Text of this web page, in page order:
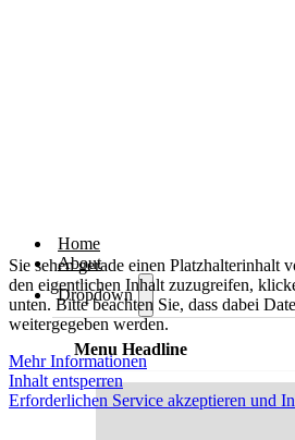
Home
About
Dropdown
Menu Headline
Sie sehen gerade einen Platzhalterinhalt
den eigentlichen Inhalt zuzugreifen,
unten. Bitte beachten Sie, dass dabei
weitergegeben werden.
Mehr Informationen
Inhalt entsperren
Erforderlichen Service akzeptieren und